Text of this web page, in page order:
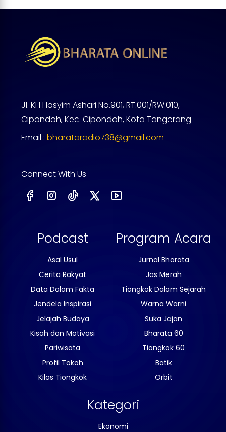
Jl. KH Hasyim Ashari No.901, RT.001/RW.010,
Cipondoh, Kec. Cipondoh, Kota Tangerang
Email : bharataradio738@gmail.com
Connect With Us
Podcast
Asal Usul
Cerita Rakyat
Data Dalam Fakta
Jendela Inspirasi
Jelajah Budaya
Kisah dan Motivasi
Pariwisata
Profil Tokoh
Kilas Tiongkok
Program Acara
Jurnal Bharata
Jas Merah
Tiongkok Dalam Sejarah
Warna Warni
Suka Jajan
Bharata 60
Tiongkok 60
Batik
Orbit
Kategori
Ekonomi